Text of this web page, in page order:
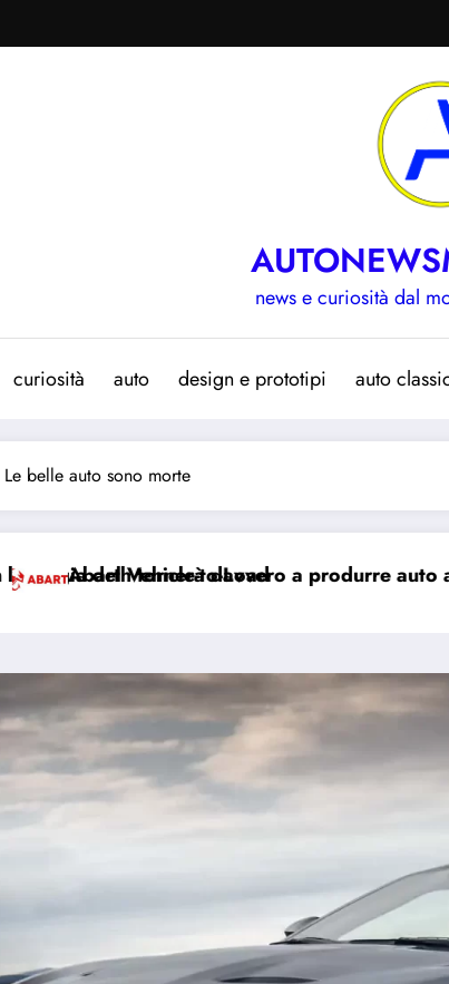
news e curiosità dal
curiosità auto design e prototipi auto
Le belle auto sono morte
a produrre auto a benzina? La Leggenda